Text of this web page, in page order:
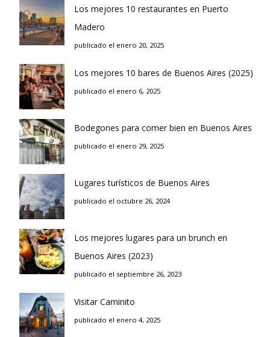
Los mejores 10 restaurantes en Puerto
Madero
publicado el enero 20, 2025
Los mejores 10 bares de Buenos Aires (2025)
publicado el enero 6, 2025
Bodegones para comer bien en Buenos Aires
publicado el enero 29, 2025
Lugares turísticos de Buenos Aires
publicado el octubre 26, 2024
Los mejores lugares para un brunch en
Buenos Aires (2023)
publicado el septiembre 26, 2023
Visitar Caminito
publicado el enero 4, 2025